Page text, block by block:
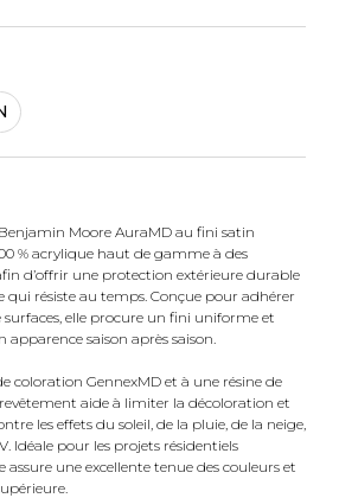
Moore AuraMD au fini satin
% acrylique haut de gamme à des
d’offrir une protection extérieure durable
qui résiste au temps. Conçue pour adhérer
elle procure un fini uniforme et
apparence saison après saison.
coloration GennexMD et à une résine de
aide à limiter la décoloration et
les effets du soleil, de la pluie, de la neige,
Idéale pour les projets résidentiels
une excellente tenue des couleurs et